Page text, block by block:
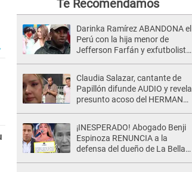
Te Recomendamos
Darinka Ramírez ABANDONA el
Perú con la hija menor de
Jefferson Farfán y exfutbolista
Claudia Salazar, cantante de
Papillón difunde AUDIO y revela
presunto acoso del HERMANO
shock"
¡INESPERADO! Abogado Benji
Espinoza RENUNCIA a la
defensa del dueño de La Bella